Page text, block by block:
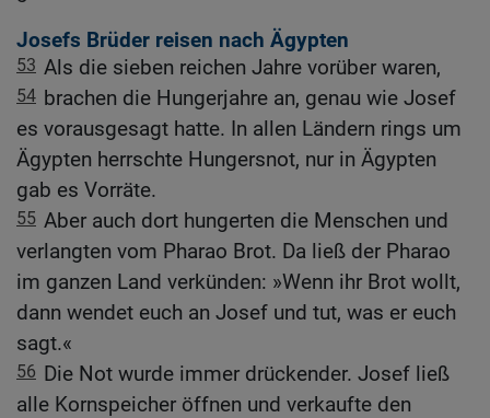
Josefs Brüder reisen nach Ägypten
53 Als die sieben reichen Jahre vorüber waren,
54 brachen die Hungerjahre an, genau wie Josef
es vorausgesagt hatte. In allen Ländern rings um
Ägypten herrschte Hungersnot, nur in Ägypten
gab es Vorräte.
55 Aber auch dort hungerten die Menschen und
verlangten vom Pharao Brot. Da ließ der Pharao
im ganzen Land verkünden: »Wenn ihr Brot wollt,
dann wendet euch an Josef und tut, was er euch
sagt.«
56 Die Not wurde immer drückender. Josef ließ
alle Kornspeicher öffnen und verkaufte den